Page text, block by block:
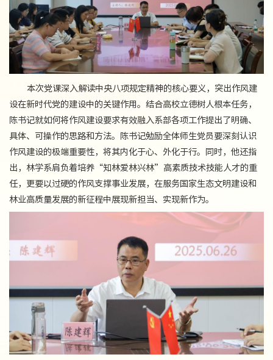
本次党课深入解读中央八项规定精神的核心要义，突出作风建
设在新时代党的建设中的关键作用。结合高校立德树人根本任务，
陈书记就如何将作风建设要求有效融入系部各项工作提出了明确、
具体、可操作的思路和方法。陈书记勉励全体师生党员要深刻认识
作风建设的极端重要性，将其内化于心、外化于行。同时，他还指
出，林学系肩负着培养“知林爱林兴林”高素质技术技能人才的重
任，更要以过硬的作风支撑事业发展，在服务国家生态文明建设和
林业高质量发展的新征程中展现新担当、实现新作为。